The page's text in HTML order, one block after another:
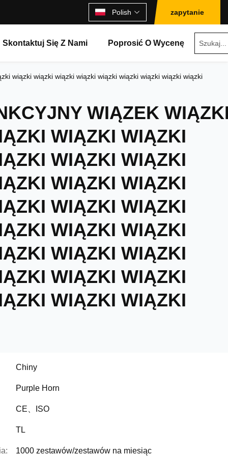
Polish zapytanie
Skontaktuj Się Z Nami Poprosić O Wycenę
wiązki wiązki wiązki wiązki wiązki wiązki wiązki wiązki wiązki
WIĄZEK
WIĄZKI WIĄZKI
WIĄZKI WIĄZKI
WIĄZKI WIĄZKI
WIĄZKI WIĄZKI
WIĄZKI WIĄZKI
WIĄZKI WIĄZKI
WIĄZKI WIĄZKI
WIĄZKI WIĄZKI
Chiny
Purple Horn
CE、ISO
TL
1000 zestawów/zestawów na miesiąc